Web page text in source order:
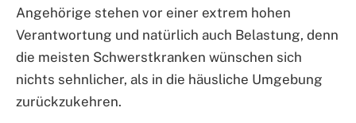
Angehörige stehen vor einer extrem hohen
Verantwortung und natürlich auch Belastung, denn
die meisten Schwerstkranken wünschen sich
nichts sehnlicher, als in die häusliche Umgebung
zurückzukehren.